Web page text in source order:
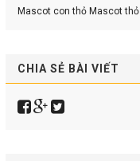
Mascot con thỏ Mascot thỏ
CHIA SẺ BÀI VIẾT